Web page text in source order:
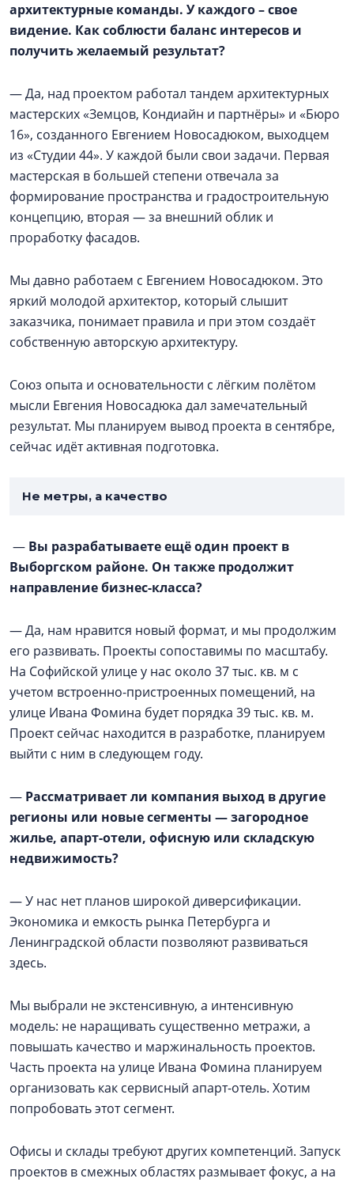
архитектурные команды. У каждого – свое
видение. Как соблюсти баланс интересов и
получить желаемый результат?
— Да, над проектом работал тандем архитектурных
мастерских «Земцов, Кондиайн и партнёры» и «Бюро
16», созданного Евгением Новосадюком, выходцем
из «Студии 44». У каждой были свои задачи. Первая
мастерская в большей степени отвечала за
формирование пространства и градостроительную
концепцию, вторая — за внешний облик и
проработку фасадов.
Мы давно работаем с Евгением Новосадюком. Это
яркий молодой архитектор, который слышит
заказчика, понимает правила и при этом создаёт
собственную авторскую архитектуру.
Союз опыта и основательности с лёгким полётом
мысли Евгения Новосадюка дал замечательный
результат. Мы планируем вывод проекта в сентябре,
сейчас идёт активная подготовка.
Не метры, а качество
— Вы разрабатываете ещё один проект в
Выборгском районе. Он также продолжит
направление бизнес-класса?
— Да, нам нравится новый формат, и мы продолжим
его развивать. Проекты сопоставимы по масштабу.
На Софийской улице у нас около 37 тыс. кв. м с
учетом встроенно-пристроенных помещений, на
улице Ивана Фомина будет порядка 39 тыс. кв. м.
Проект сейчас находится в разработке, планируем
выйти с ним в следующем году.
— Рассматривает ли компания выход в другие
регионы или новые сегменты — загородное
жилье, апарт-отели, офисную или складскую
недвижимость?
— У нас нет планов широкой диверсификации.
Экономика и емкость рынка Петербурга и
Ленинградской области позволяют развиваться
здесь.
Мы выбрали не экстенсивную, а интенсивную
модель: не наращивать существенно метражи, а
повышать качество и маржинальность проектов.
Часть проекта на улице Ивана Фомина планируем
организовать как сервисный апарт-отель. Хотим
попробовать этот сегмент.
Офисы и склады требуют других компетенций. Запуск
проектов в смежных областях размывает фокус, а на